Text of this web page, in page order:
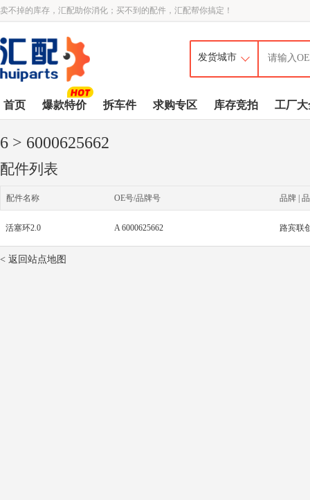
卖不掉的库存，汇配助你消化；买不到的配件，汇配帮你搞定！
首页 爆款特价 拆车件 求购专区 库存竞拍 工厂大
6 > 6000625662
配件列表
配件名称 OE号/品牌号 品牌 |
活塞环2.0 A 6000625662 路宾联
< 返回站点地图